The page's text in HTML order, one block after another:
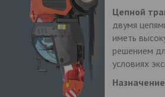
Цепной
двумя
иметь
решением
условиях